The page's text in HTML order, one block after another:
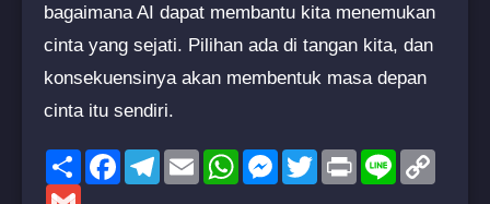
bagaimana AI dapat membantu kita menemukan
cinta yang sejati. Pilihan ada di tangan kita, dan
konsekuensinya akan membentuk masa depan
cinta itu sendiri.
ShareFacebookTelegram
EmailWhatsAppMessenger
TwitterPrint Line